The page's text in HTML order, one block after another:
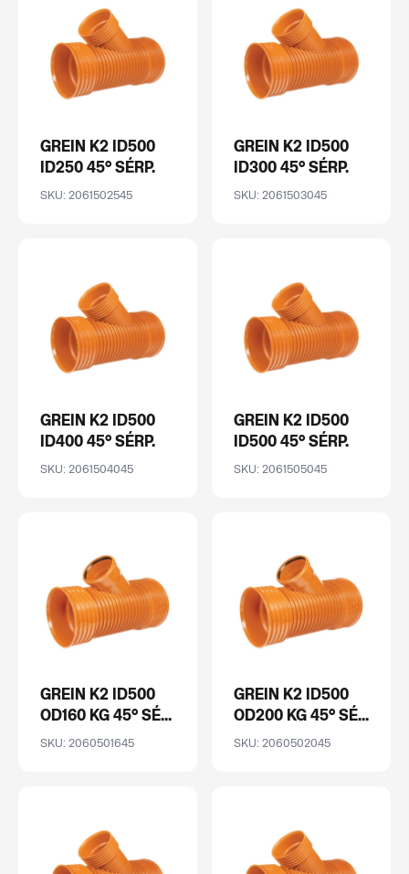
GREIN K2 ID500
ID250 45° SÉRP.
SKU: 2061502545
GREIN K2 ID500
ID300 45° SÉRP.
SKU: 2061503045
GREIN K2 ID500
ID400 45° SÉRP.
SKU: 2061504045
GREIN K2 ID500
ID500 45° SÉRP.
SKU: 2061505045
GREIN K2 ID500
OD160 KG 45° SÉ...
SKU: 2060501645
GREIN K2 ID500
OD200 KG 45° SÉ...
SKU: 2060502045